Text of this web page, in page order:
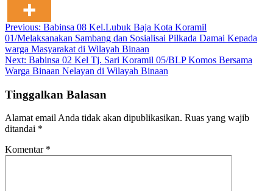
Navigasi
pos
Previous: Babinsa 08 Kel.Lubuk Baja Kota Koramil
01/Melaksanakan Sambang dan Sosialisai Pilkada Damai Kepada
warga Masyarakat di Wilayah Binaan
Next: Babinsa 02 Kel Tj. Sari Koramil 05/BLP Komos Bersama
Warga Binaan Nelayan di Wilayah Binaan
Tinggalkan Balasan
Alamat email Anda tidak akan dipublikasikan. Ruas yang wajib
ditandai *
Komentar *